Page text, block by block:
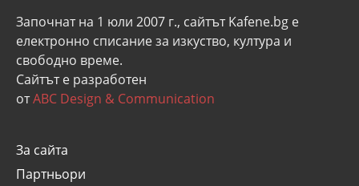
Започнат на 1 юли 2007 г., сайтът Kafene.bg e
eлектронно списание за изкуство, култура и
свободно време.
Сайтът е разработен
отABC Design & Communication
За сайта
Партньори